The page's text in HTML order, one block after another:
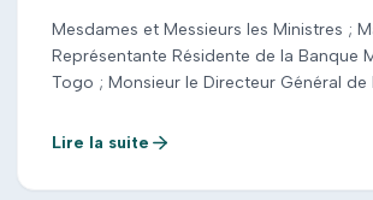
Mesdames et Messieurs les Ministres ;
Représentante Résidente de la Banque
Togo ; Monsieur le Directeur Général de
Télécommunications ; Messieurs les
politiques, militaires, religieuses et
Lire la suite